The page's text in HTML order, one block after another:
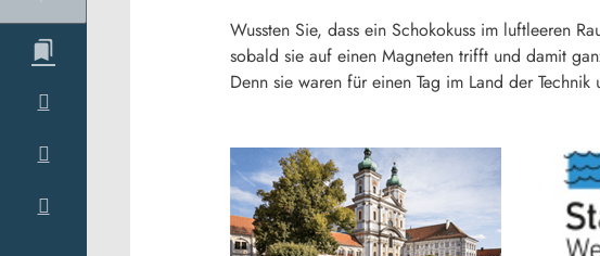
Wussten Sie, dass ein Schokokuss im luftleeren
sobald sie auf einen Magneten trifft und damit
Denn sie waren für einen Tag im Land der